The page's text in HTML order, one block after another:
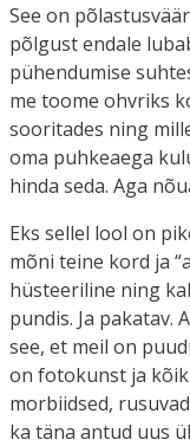
See on
põlgust endale
pühendumise
me toome ohvriks
sooritades ning
oma puhkeaega
hinda seda. Aga
Eks sellel lool on
mõni teine kord ja
hüsteeriline ning
pundis. Ja pakatav.
see, et meil on
on fotokunst ja
morbiidsed,
ka täna antud uus